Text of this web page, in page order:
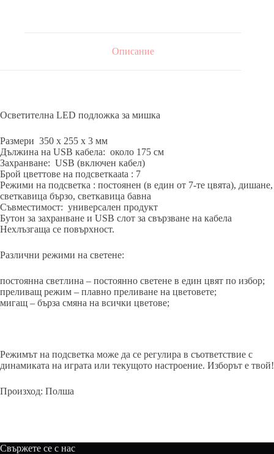
Описание
Осветителна LED подложка за мишка
Размери 350 х 255 х 3 мм
Дължина на USB кабела: около 175 см
Захранване: USB (включен кабел)
Брой цветтове на подсветкаata : 7
Режими на подсветка : постоянен (в един от 7-те цвята), дишане,
светкавица бързо, светкавица бавна
Съвместимост: универсален продукт
Бутон за захранване и USB слот за свързване на кабела
Нехлъзгаща се повърхност.
Различни режими на светене:
постоянна светлина – постоянно светене в един цвят по избор;
преливащ режим – плавно преливане на цветовете;
мигащ – бърза смяна на всички цветове;
Режимът на подсветка може да се регулира в съответствие с
динамиката на играта или текущото настроение. Изборът е твой!
Произход: Полша
Свържете се с нас